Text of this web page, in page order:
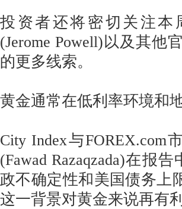
投资者还将密切关注本
(Jerome Powell)以及其他
的更多线索。
黄金通常在低利率环境和
City Index与
(Fawad Razaqzada)在报
政不确定性和美国债务上
这一背景对黄金来说再有